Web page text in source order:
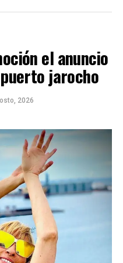
Draco Rosa los que
a nivel internacional
el anuncio
jarocho
2026